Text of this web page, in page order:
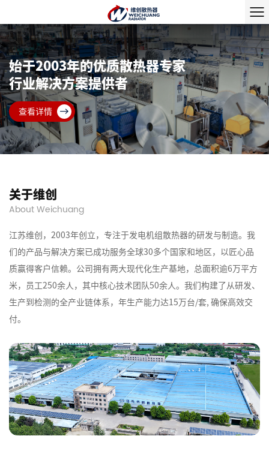
始于2003年的优质散热器专家
行业解决方案提供者
查看详情
关于维创
About Weichuang
江苏维创，2003年创立，专注于发电机组散热器的研发与制造。我
们的产品与解决方案已成功服务全球30多个国家和地区，以匠心品
质赢得客户信赖。公司拥有两大现代化生产基地，总面积逾6万平方
米，员工250余人，其中核心技术团队50余人。我们构建了从研发、
生产到检测的全产业链体系，年生产能力达15万台/套, 确保高效交
付。